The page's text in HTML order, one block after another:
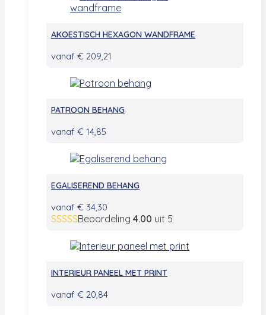
AKOESTISCH HEXAGON WANDFRAME
vanaf € 209,21
PATROON BEHANG
vanaf € 14,85
EGALISEREND BEHANG
vanaf € 34,30
Beoordeling 4.00 uit 5
INTERIEUR PANEEL MET PRINT
vanaf € 20,84